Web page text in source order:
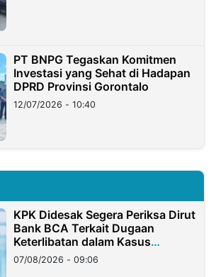
PT BNPG Tegaskan Komitmen
Investasi yang Sehat di Hadapan
DPRD Provinsi Gorontalo
12/07/2026 - 10:40
KPK Didesak Segera Periksa Dirut
Bank BCA Terkait Dugaan
Keterlibatan dalam Kasus
Hilangnya Dana Nasabah Rp2,58
Miliar
07/08/2026 - 09:06